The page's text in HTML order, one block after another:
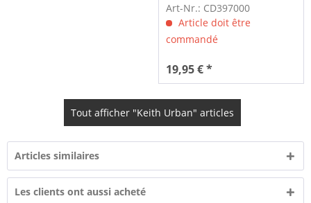
Art-Nr.: CD397000
Article doit être
commandé
19,95 € *
Tout afficher "Keith Urban" articles
Articles similaires
Les clients ont aussi acheté